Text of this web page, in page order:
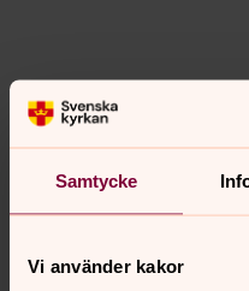
Samtycke
Vi använder kakor
Särskilt om
rapporteringskanaler
allmänintresse gäller
Då gäller endast att